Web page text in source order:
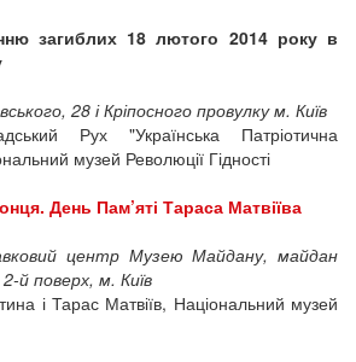
загиблих 18 лютого 2014 року в
28 і Кріпосного провулку м. Київ
Рух "Українська Патріотична
музей Революції Гідності
День Пам’яті Тараса Матвіїва
центр Музею Майдану, майдан
й поверх, м. Київ
і Тарас Матвіїв, Національний музей